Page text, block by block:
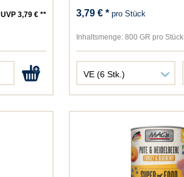
UVP 3,79 € ** 3,79 € *pro Stück
Inhaltsmenge: 800 GR pro Stück